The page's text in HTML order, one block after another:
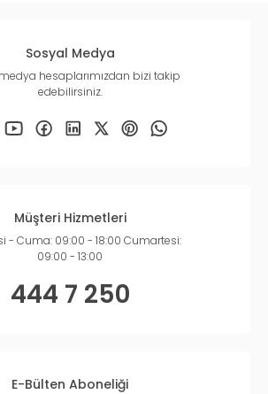
Sosyal Medya
hesaplarımızdan bizi takip
edebilirsiniz.
Müşteri Hizmetleri
- Cuma: 09:00 - 18:00 Cumartesi:
09:00 - 13:00
444 7 250
E-Bülten Aboneliği